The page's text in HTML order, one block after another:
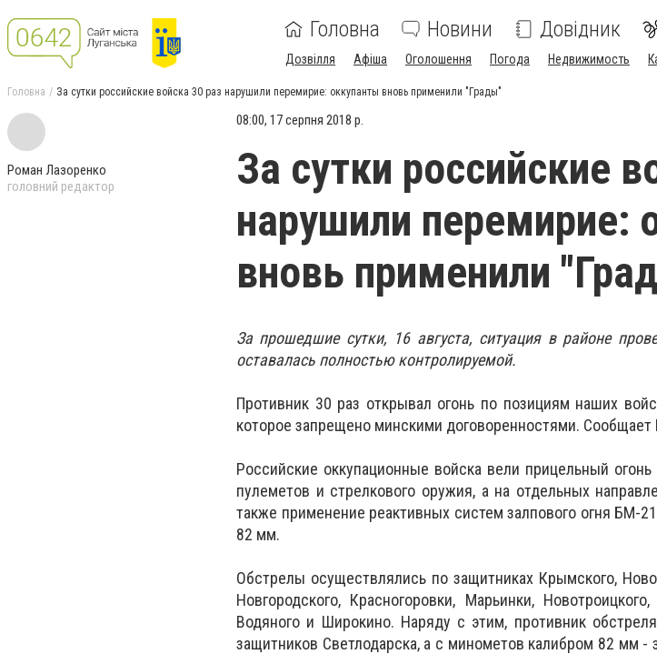
Головна Новини Довідник
Дозвілля Афіша Оголошення Погода Недвижимость
Головна За сутки российские войска 30 раз нарушили перемирие: оккупанты вновь применили "Грады"
Роман Лазоренко
головний редактор
08:00, 17 серпня 2018 р.
За сутки российские
нарушили перемирие:
вновь применили
За прошедшие сутки, 16 августа, ситуация в районе
оставалась полностью контролируемой.
Противник 30 раз открывал огонь по позициям наших
которое запрещено минскими договоренностями.
Российские оккупационные войска вели прицельный
пулеметов и стрелкового оружия, а на отдельных
также применение реактивных систем залпового огня БМ-
82 мм.
Обстрелы осуществлялись по защитниках Крымского,
Новгородского, Красногоровки, Марьинки,
Водяного и Широкино. Наряду с этим, противник
защитников Светлодарска, а с минометов калибром 82 мм -